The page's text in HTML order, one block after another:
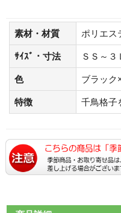
素材・材質 ポリエス
ｻｲｽﾞ・寸法 ＳＳ～３
色 ブラック
特徴 千鳥格子